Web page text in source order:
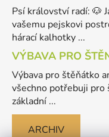
Psí království radí: 🐶
vašemu pejskovi
hárací kalhotky ...
VÝBAVA PRO
Výbava pro štěňátko
všechno potřebuji pro
základní ...
ARCHIV